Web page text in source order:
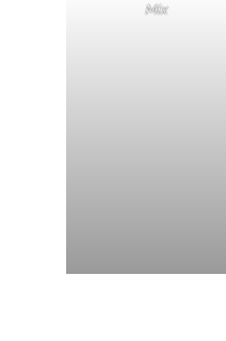
Mix